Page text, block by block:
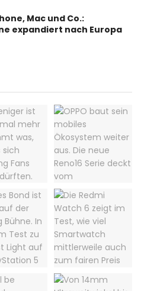
Mac und Co.:
expandiert nach Europa